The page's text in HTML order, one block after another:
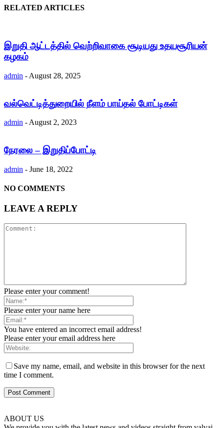
RELATED ARTICLES
இறுதி ஆட்டத்தில் வெற்றிவாகை சூடியது உதயசூரியன்
கழகம்
admin - August 28, 2025
வல்வெட்டித்துறையில் நீளம் பாய்தல் போட்டிகள்
admin - August 2, 2023
நேரலை – இறுதிப்போட்டி
admin - June 18, 2022
NO COMMENTS
LEAVE A REPLY
Please enter your comment!
Please enter your name here
You have entered an incorrect email address!
Please enter your email address here
Save my name, email, and website in this browser for the next
time I comment.
ABOUT US